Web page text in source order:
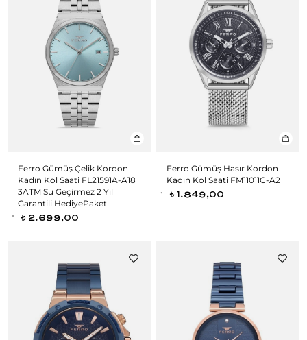
Ferro Gümüş Çelik Kordon
Kadın Kol Saati FL21591A-A18
3ATM Su Geçirmez 2 Yıl
Garantili HediyePaket
t 2.699,00
Ferro Gümüş Hasır Kordon
Kadın Kol Saati FM11011C-A2
t 1.849,00